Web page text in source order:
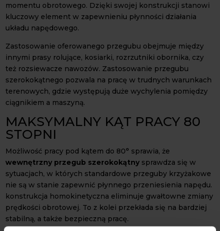
momentu obrotowego. Dzięki swojej konstrukcji stanowi
kluczowy element w zapewnieniu płynności działania
układu napędowego.
Zastosowanie oferowanego przegubu obejmuje między
innymi prasy rolujące, kosiarki, rozrzutniki obornika, czy
też rozsiewacze nawozów. Zastosowanie przegubu
szerokokątnego pozwala na pracę w trudnych warunkach
terenowych, gdzie występują duże wychylenia pomiędzy
ciągnikiem a maszyną.
MAKSYMALNY KĄT PRACY 80
STOPNI
Możliwość pracy pod kątem do 80° sprawia, że
wewnętrzny przegub szerokokątny sprawdza się w
sytuacjach, w których standardowe przeguby krzyżakowe
nie są w stanie zapewnić płynnego przeniesienia napędu.
konstrukcja homokinetyczna eliminuje gwałtowne zmiany
prędkości obrotowej. To z kolei przekłada się na bardziej
stabilną, a także bezpieczną pracę.